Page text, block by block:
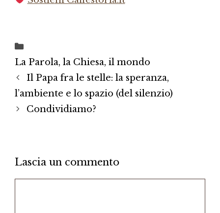
La Parola, la Chiesa, il mondo
Il Papa fra le stelle: la speranza,
l’ambiente e lo spazio (del silenzio)
Condividiamo?
Lascia un commento